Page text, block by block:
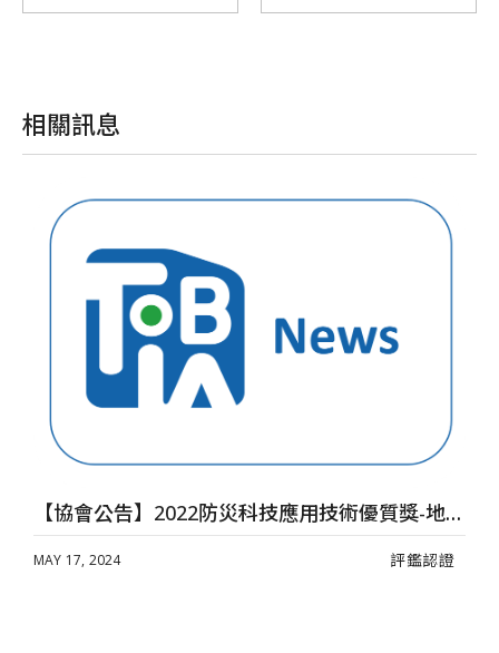
相關訊息
【協會公告】2022防災科技應用技術優質獎-地震速報預警系統–瑞德感知科技股份有限公司
MAY 17, 2024 評鑑認證